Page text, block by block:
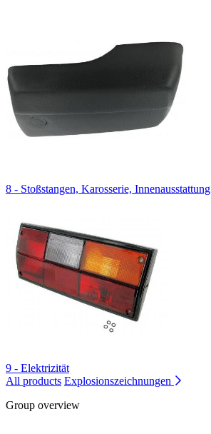
8 - Stoßstangen, Karosserie, Innenausstattung
9 - Elektrizität
All products Explosionszeichnungen
Group overview